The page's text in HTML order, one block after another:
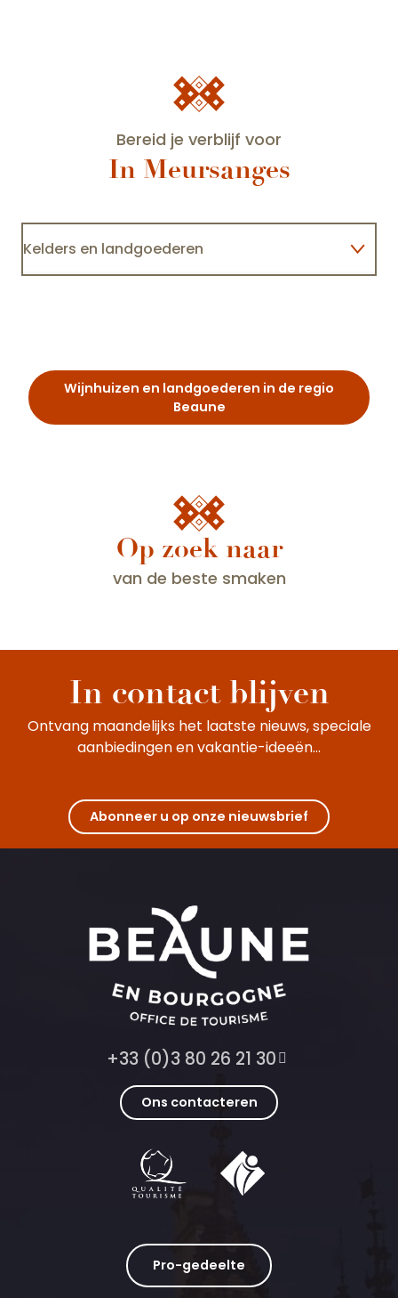
Bereid je verblijf voor
In Meursanges
Kelders en landgoederen
Wijnhuizen en landgoederen in de regio
Beaune
Op zoek naar
van de beste smaken
In contact blijven
Ontvang maandelijks het laatste nieuws, speciale
aanbiedingen en vakantie-ideeën...
Abonneer u op onze nieuwsbrief
+33 (0)3 80 26 21 30
Ons contacteren
Pro-gedeelte